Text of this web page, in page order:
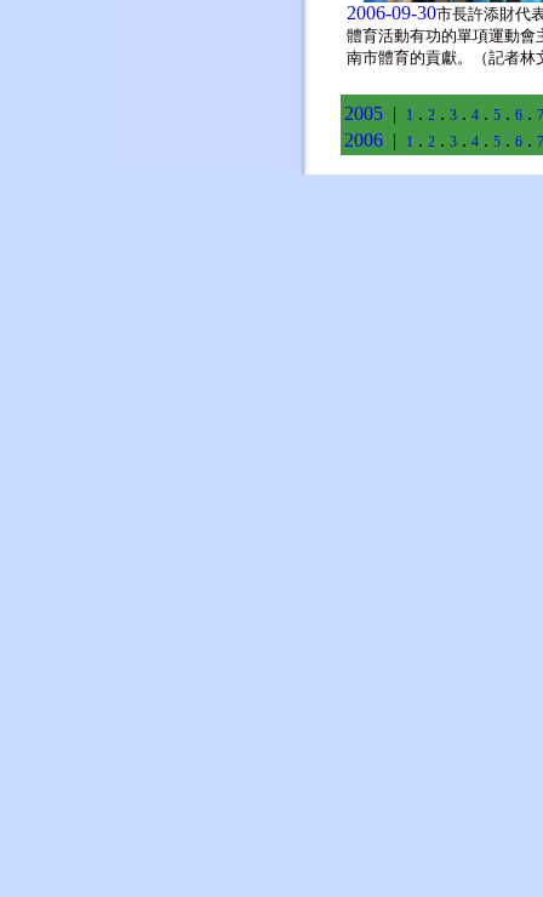
2006-09-30市長許添財代
體育活動有功的單項運動會
南市體育的貢獻。（記者林
2005 | 1 . 2 . 3 . 4 . 5 . 6 . 7
2006 | 1 . 2 . 3 . 4 . 5 . 6 . 7